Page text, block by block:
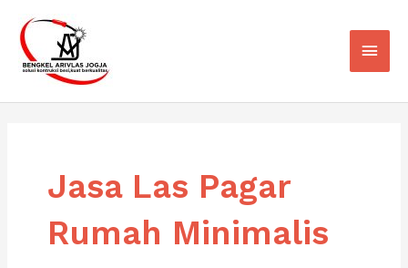
content
Jasa Las Pagar
Rumah Minimalis